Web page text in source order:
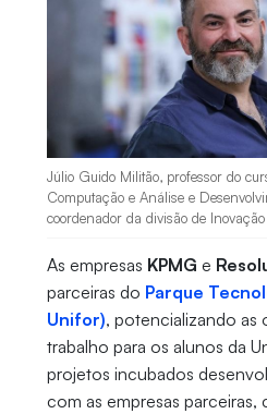
Júlio Guido Militão, professor do
Computação e Análise e
coordenador da divisão de
As empresas KPMG e
parceiras do Parque
Unifor), potencializando as
trabalho para os alunos da
projetos incubados
com as empresas parceiras,